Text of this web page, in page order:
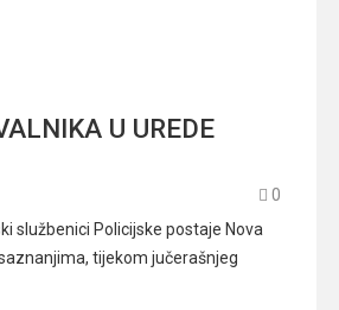
U UREDE
0
službenici Policijske postaje Nova
tijekom jučerašnjeg